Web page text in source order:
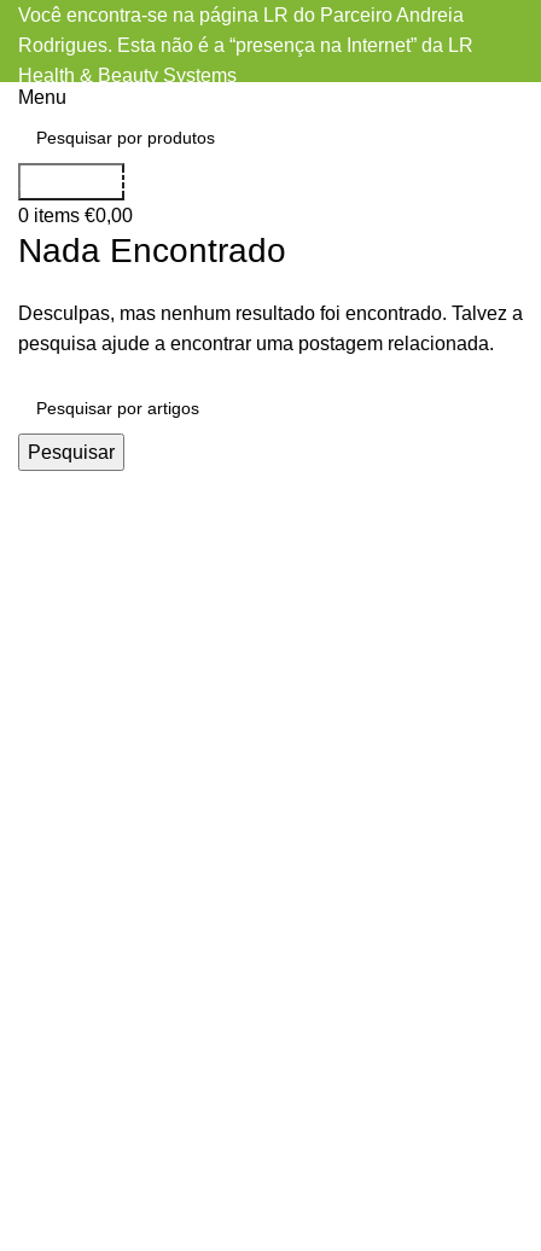
Você encontra-se na página LR do Parceiro Andreia
Rodrigues. Esta não é a “presença na Internet” da LR
Health & Beauty Systems
Menu
0 items €0,00
bad credit loans auto
Nada Encontrado
Desculpas, mas nenhum resultado foi encontrado. Talvez a
pesquisa ajude a encontrar uma postagem relacionada.
Pesquisar